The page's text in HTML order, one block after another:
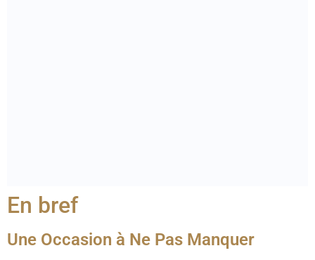
En bref
Une Occasion à Ne Pas Manquer